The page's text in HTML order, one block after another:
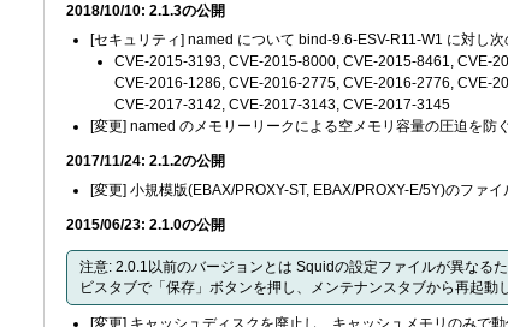
2018/10/10: 2.1.3の公開
[セキュリティ] named について bind-9.6-ESV-R11-W1 に対し
CVE-2015-3193, CVE-2015-8000, CVE-2015-8461, CVE-
CVE-2016-1286, CVE-2016-2775, CVE-2016-2776, CVE-
CVE-2017-3142, CVE-2017-3143, CVE-2017-3145
[変更] named のメモリーリークによる空メモリ容量の圧迫を
2017/11/24: 2.1.2の公開
[変更] 小規模版(EBAX/PROXY-ST, EBAX/PROXY-E/5Y)のファ
2015/06/23: 2.1.0の公開
注意: 2.0.1以前のバージョンとは Squidの設定ファイルが異なる
ビスタブで「保存」ボタンを押し、メンテナンスタブから再起動
[変更] キャッシュディスクを廃止し、キャッシュメモリのみで動